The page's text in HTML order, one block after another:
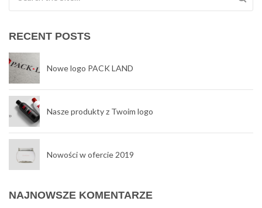
RECENT POSTS
Nowe logo PACK LAND
Nasze produkty z Twoim logo
Nowości w ofercie 2019
NAJNOWSZE KOMENTARZE